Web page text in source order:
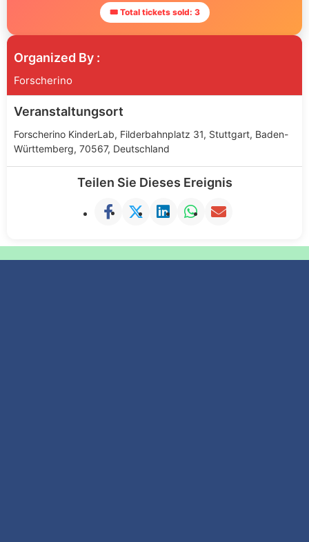
🎟 Total tickets sold: 3
Organized By :
Forscherino
Veranstaltungsort
Forscherino KinderLab, Filderbahnplatz 31, Stuttgart, Baden-
Württemberg, 70567, Deutschland
Teilen Sie Dieses Ereignis